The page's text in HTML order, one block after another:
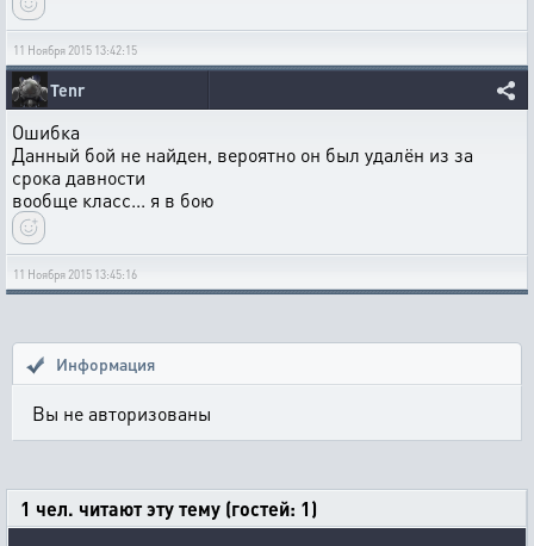
11 Ноября 2015 13:42:15
Tenr
Ошибка
Данный бой не найден, вероятно он был удалён из за
срока давности
вообще класс... я в бою
11 Ноября 2015 13:45:16
Информация
Вы не авторизованы
1 чел. читают эту тему (гостей: 1)